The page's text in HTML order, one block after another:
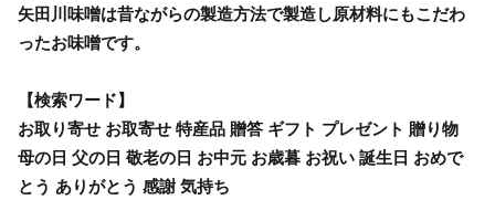
矢田川味噌は昔ながらの製造方法で製造し原材料にもこだわ
ったお味噌です。
【検索ワード】
お取り寄せ お取寄せ 特産品 贈答 ギフト プレゼント 贈り物
母の日 父の日 敬老の日 お中元 お歳暮 お祝い 誕生日 おめで
とう ありがとう 感謝 気持ち